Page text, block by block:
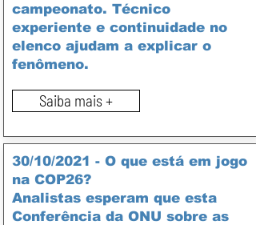
campeonato. Técnico
experiente e continuidade no
elenco ajudam a explicar o
fenômeno.
Saiba mais +
30/10/2021 - O que está em jogo
na COP26?
Analistas esperam que esta
Conferência da ONU sobre as